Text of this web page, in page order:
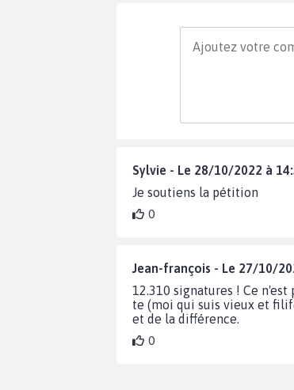
Sylvie - Le 28/10/2022 à
Je soutiens la pétition
0
Jean-françois - Le 27/10/
12.310 signatures ! Ce
te (moi qui suis vieux et
et de la différence.
0